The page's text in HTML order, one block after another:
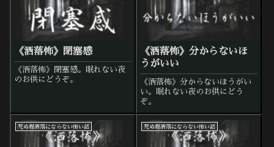
《洒落怖》閉塞感
《洒落怖》閉塞感。眠れない夜
のお供にどうぞ。
《洒落怖》分からないほ
うがいい
《洒落怖》分からないほうがい
い。眠れない夜のお供にどう
ぞ。
死ぬ程洒落にならない怖い話 死ぬ程洒落にならない怖い話